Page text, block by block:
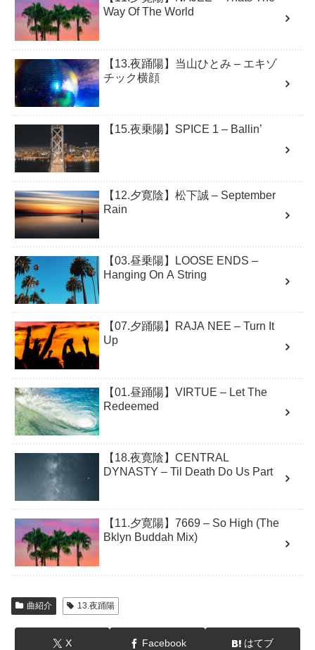
Way Of The World
【13.夜踊陽】当山ひとみ – エキゾ
チック横顔
【15.夜乗陽】SPICE 1 – Ballin’
【12.夕寛陰】松下誠 – September
Rain
【03.昼乗陽】LOOSE ENDS –
Hanging On A String
【07.夕踊陽】RAJA NEE – Turn It
Up
【01.昼踊陽】VIRTUE – Let The
Redeemed
【18.夜寛陰】CENTRAL
DYNASTY – Til Death Do Us Part
【11.夕寛陽】7669 – So High (The
Bklyn Buddah Mix)
曲紹介 13.夜踊陽
X Facebook はてブ